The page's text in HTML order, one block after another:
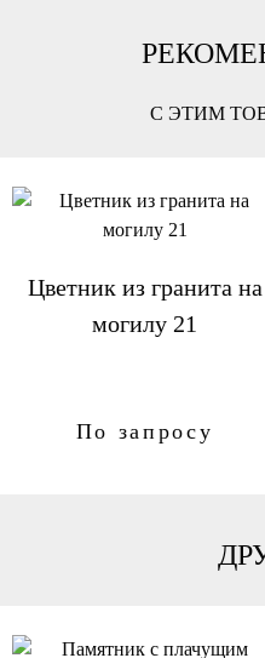
С ЭТИМ
Цветник из гранита на
могилу 21
По запросу